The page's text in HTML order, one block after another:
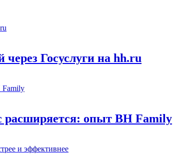
через Госуслуги на hh.ru
расширяется: опыт BH Family